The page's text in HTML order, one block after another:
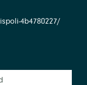
4b4780227/